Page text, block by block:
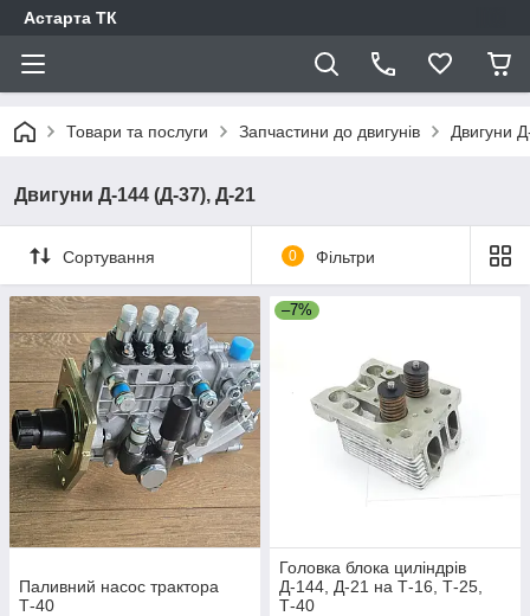
Астарта ТК
Товари та послуги Запчастини до двигунів Двигуни
Двигуни Д-144 (Д-37), Д-21
Сортування 0 Фільтри
Паливний насос трактора
Т-40
–7%
Головка блока циліндрів
Д-144, Д-21 на Т-16, Т-25,
Т-40